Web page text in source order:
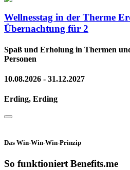
Wellnesstag in der Therme
Übernachtung für 2
Spaß und Erholung in Thermen
Personen
10.08.2026 - 31.12.2027
Erding, Erding
Das Win-Win-Win-Prinzip
So funktioniert Benefits.me